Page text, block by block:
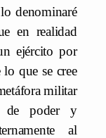
denominaré
en realidad
ejército por
lo que se cree
militar
de poder y
al